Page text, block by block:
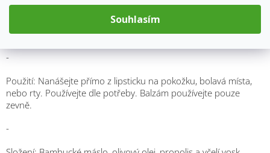
Souhlasím
Propolisový balzám je vyroben ze 100% ingrediencí. Propolis a
včelí vosk je v bio kvalitě od českých včelařů. Balzám je vyroben
v české republice v rodinné mydlárně.
-
Použití: Nanášejte přímo z lipsticku na pokožku, bolavá místa,
nebo rty. Používejte dle potřeby. Balzám používejte pouze
zevně.
-